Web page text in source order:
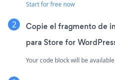
Start for free now
Copie el fragmento de
para Store for
Your code block will be